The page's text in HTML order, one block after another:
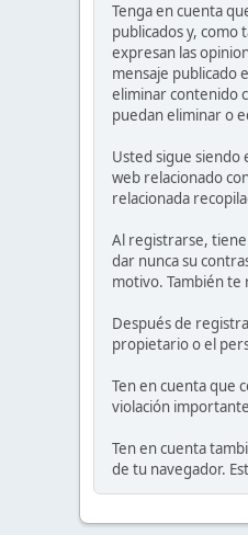
Tenga en cuenta
publicados y, como
expresan las
mensaje publicado
eliminar contenido
puedan eliminar o
Usted sigue siendo
web relacionado
relacionada
Al registrarse,
dar nunca su
motivo. También te
Después de
propietario o el
Ten en cuenta que
violación
Ten en cuenta
de tu navegador.